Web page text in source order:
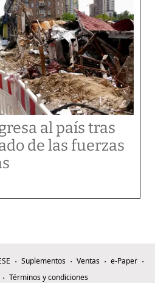
al país tras
de las fuerzas
Suplementos Ventas
e-Paper
Términos y condiciones